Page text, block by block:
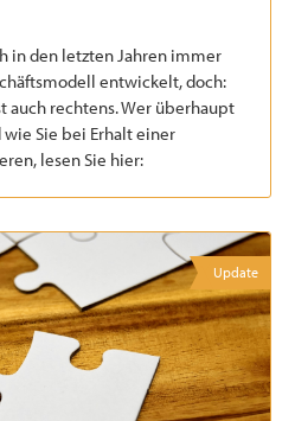
in den letzten Jahren immer
entwickelt, doch:
auch rechtens. Wer überhaupt
Sie bei Erhalt einer
lesen Sie hier:
Update